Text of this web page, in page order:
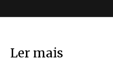
Ler mais